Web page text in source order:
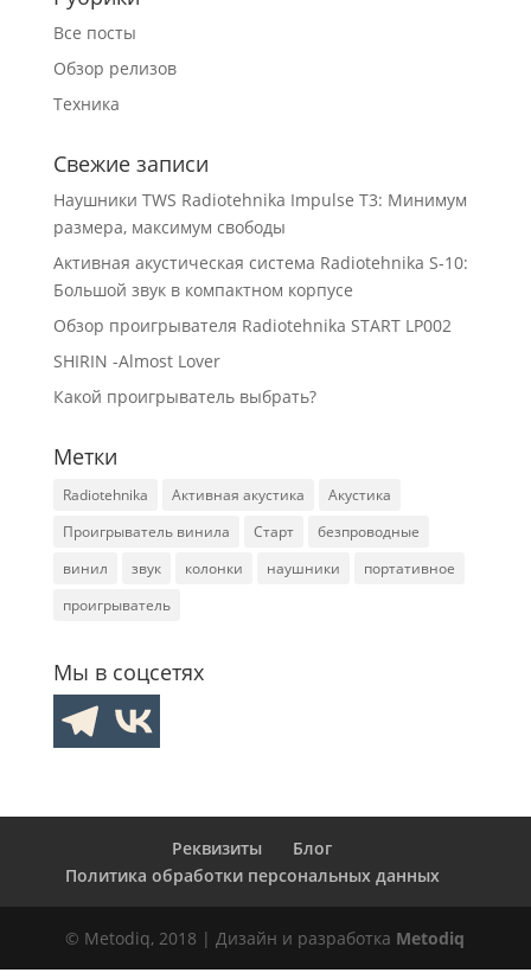
Все посты
Обзор релизов
Техника
Свежие записи
Наушники TWS Radiotehnika Impulse T3: Минимум
размера, максимум свободы
Активная акустическая система Radiotehnika S-10:
Большой звук в компактном корпусе
Обзор проигрывателя Radiotehnika START LP002
SHIRIN -Almost Lover
Какой проигрыватель выбрать?
Метки
Radiotehnika Активная акустика
Акустика
Проигрыватель винила
Старт
безпроводные
винил
звук колонки наушники
портативное
проигрыватель
Мы в соцсетях
Реквизиты
Блог
Политика обработки персональных данных
© Metodiq, 2018 | Дизайн и разработка Metodiq